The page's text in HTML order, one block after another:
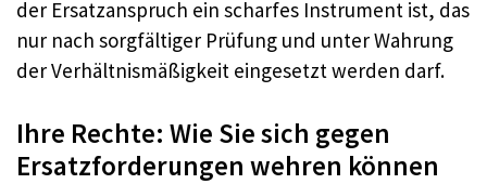
der Ersatzanspruch ein scharfes Instrument ist, das
nur nach sorgfältiger Prüfung und unter Wahrung
der Verhältnismäßigkeit eingesetzt werden darf.
Ihre Rechte: Wie Sie sich gegen
Ersatzforderungen wehren können